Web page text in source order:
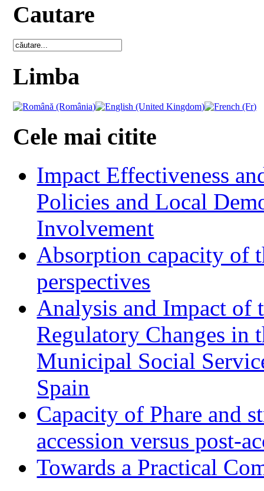
Cautare
Limba
Cele mai citite
Impact Effectiveness
Policies and Local
Involvement
Absorption capacity of
perspectives
Analysis and Impact of
Regulatory Changes in
Municipal Social
Spain
Capacity of Phare and
accession versus post-
Towards a Practical